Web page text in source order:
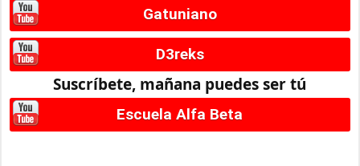
Gatuniano
D3reks
Suscríbete, mañana puedes ser tú
Escuela Alfa Beta